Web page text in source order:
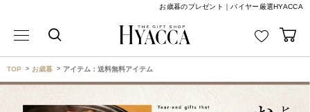
お歳暮のプレゼント｜バイヤー厳選HYACCA
TOP お歳暮 アイテム：送料無料アイテム